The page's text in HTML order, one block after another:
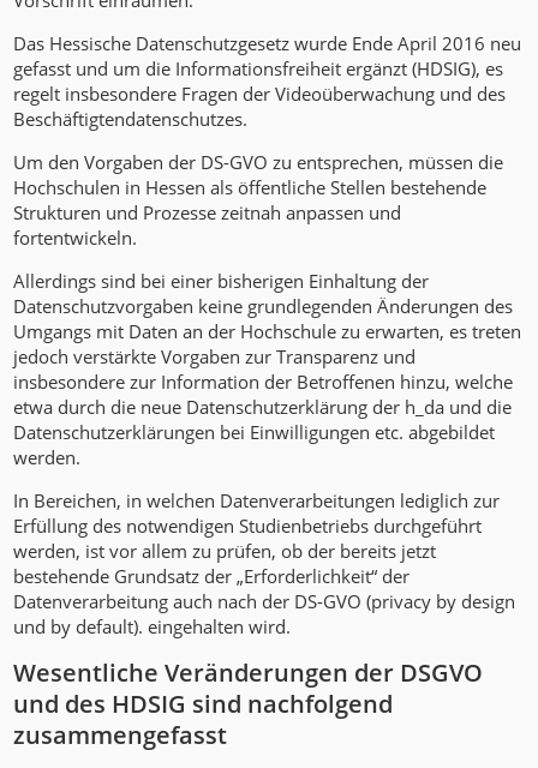
Das Hessische Datenschutzgesetz wurde Ende April 2016 neu
gefasst und um die Informationsfreiheit ergänzt (HDSIG), es
regelt insbesondere Fragen der Videoüberwachung und des
Beschäftigtendatenschutzes.
Um den Vorgaben der DS-GVO zu entsprechen, müssen die
Hochschulen in Hessen als öffentliche Stellen bestehende
Strukturen und Prozesse zeitnah anpassen und
fortentwickeln.
Allerdings sind bei einer bisherigen Einhaltung der
Datenschutzvorgaben keine grundlegenden Änderungen des
Umgangs mit Daten an der Hochschule zu erwarten, es treten
jedoch verstärkte Vorgaben zur Transparenz und
insbesondere zur Information der Betroffenen hinzu, welche
etwa durch die neue Datenschutzerklärung der h_da und die
Datenschutzerklärungen bei Einwilligungen etc. abgebildet
werden.
In Bereichen, in welchen Datenverarbeitungen lediglich zur
Erfüllung des notwendigen Studienbetriebs durchgeführt
werden, ist vor allem zu prüfen, ob der bereits jetzt
bestehende Grundsatz der „Erforderlichkeit“ der
Datenverarbeitung auch nach der DS-GVO (privacy by design
und by default). eingehalten wird.
Wesentliche Veränderungen der DSGVO
und des HDSIG sind nachfolgend
zusammengefasst